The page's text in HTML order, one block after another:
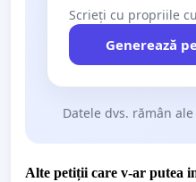
Scrieți cu propriile
Generează
Datele dvs. rămân ale
Alte petiții care v-ar putea